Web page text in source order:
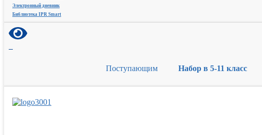
Электронный дневник
Библиотека IPR Smart
Поступающим Набор в 5-11 класс